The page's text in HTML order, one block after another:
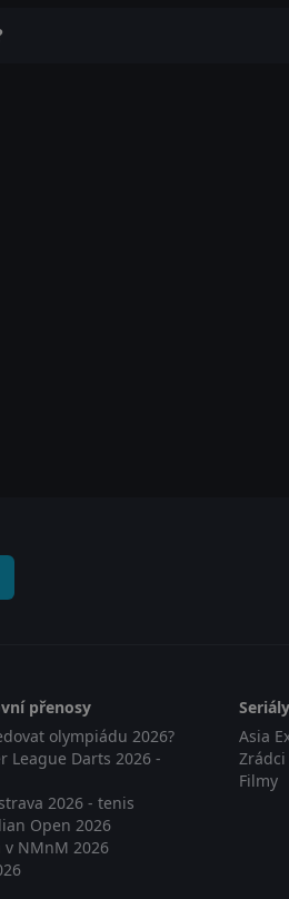
přenosy
olympiádu 2026?
League Darts 2026 -
2026 - tenis
Open 2026
v NMnM 2026
Asia
Zrádci
Filmy